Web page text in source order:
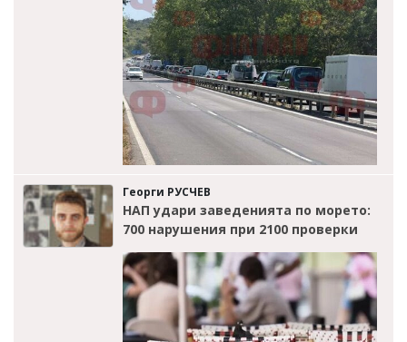
Георги РУСЧЕВ
НАП удари заведенията по морето:
700 нарушения при 2100 проверки